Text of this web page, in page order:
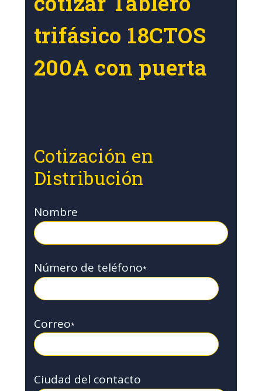
trifásico 18CTOS
200A con puerta
Cotización en
Distribución
Nombre
Número de teléfono*
Correo*
Ciudad del contacto